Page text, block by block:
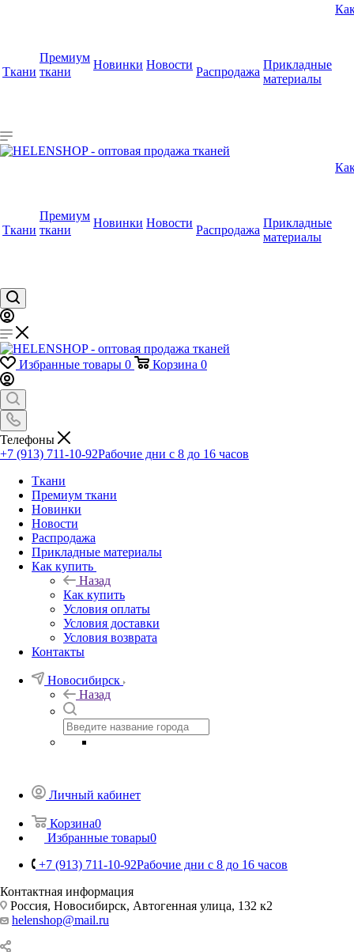
Ткани
Премиум
ткани
Новинки Новости
Распродажа
Прикладные
материалы
Ткани
Премиум
ткани
Новинки Новости
Распродажа
Прикладные
материалы
Избранные товары 0 Корзина 0
Телефоны
+7 (913) 711-10-92Рабочие дни с 8 до 16 часов
Ткани
Премиум ткани
Новинки
Новости
Распродажа
Прикладные материалы
Как купить
Назад
Как купить
Условия оплаты
Условия доставки
Условия возврата
Контакты
Новосибирск
Назад
Личный кабинет
Корзина0
Избранные товары0
+7 (913) 711-10-92Рабочие дни с 8 до 16 часов
Контактная информация
Россия, Новосибирск, Автогенная улица, 132 к2
helenshop@mail.ru